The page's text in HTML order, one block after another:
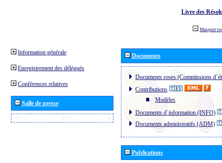
Livre des
Masquer
Information générale
Enregistrement des délégués
Conférences relatives
Salle de presse
Documents
Documents roses (Commissions
Contributions
Modèles
Documents d´information (INFO)
Documents administratifs (ADM)
Publications